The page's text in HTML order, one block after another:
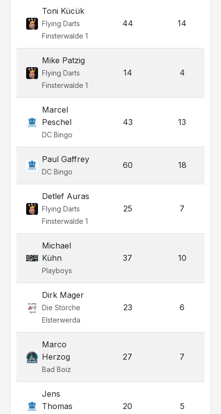
Toni Kücük
Flying Darts
Finsterwalde 1
44 14
Mike Patzig
Flying Darts
Finsterwalde 1
14 4
Marcel
Peschel
DC Bingo
43 13
Paul Gaffrey
DC Bingo
60 18
Detlef Auras
Flying Darts
Finsterwalde 1
25 7
Michael
Kühn
Playboys
37 10
Dirk Mager
Die Störche
Elsterwerda
23 6
Marco
Herzog
Bad Boiz
27 7
Jens
Thomas
20 5